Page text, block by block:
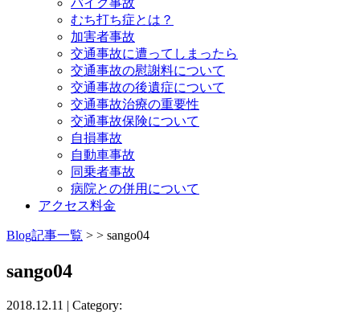
四十肩、五十肩
ゴルフ障害
猫背
手のしびれ
梨状筋症候群
肘の痛み
バイク事故
むち打ち症とは？
加害者事故
交通事故に遭ってしまったら
交通事故の慰謝料について
交通事故の後遺症について
交通事故治療の重要性
交通事故保険について
自損事故
自動車事故
同乗者事故
病院との併用について
アクセス料金
Blog記事一覧 > > sango04
sango04
2018.12.11 | Category: